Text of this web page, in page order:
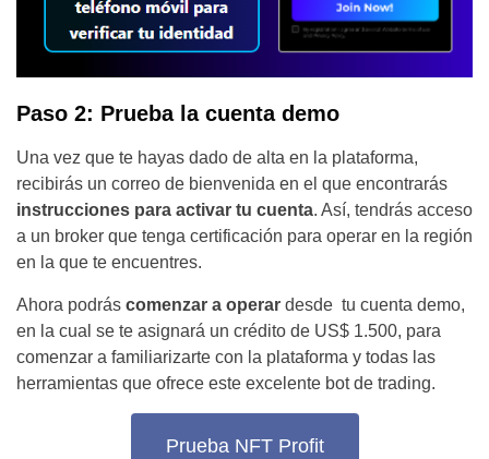
Paso 2: Prueba la cuenta demo
Una vez que te hayas dado de alta en la plataforma,
recibirás un correo de bienvenida en el que encontrarás
instrucciones para activar tu cuenta. Así, tendrás acceso
a un broker que tenga certificación para operar en la región
en la que te encuentres.
Ahora podrás comenzar a operar desde tu cuenta demo,
en la cual se te asignará un crédito de US$ 1.500, para
comenzar a familiarizarte con la plataforma y todas las
herramientas que ofrece este excelente bot de trading.
Prueba NFT Profit